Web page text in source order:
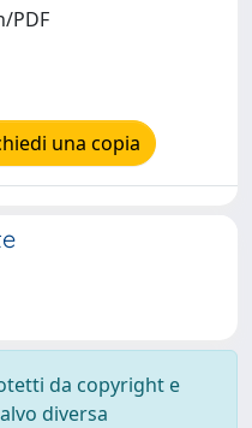
PDF
una copia
da copyright e
diversa